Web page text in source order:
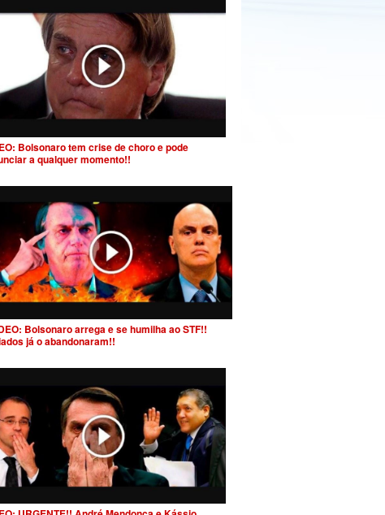
Bolsonaro tem crise de choro e pode
a qualquer momento!!
Bolsonaro arrega e se humilha ao STF!!
já o abandonaram!!